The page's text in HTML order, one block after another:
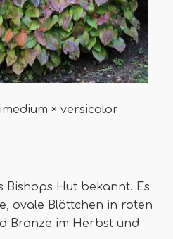
× versicolor
Bishops Hut bekannt. Es
ovale Blättchen in roten
Bronze im Herbst und